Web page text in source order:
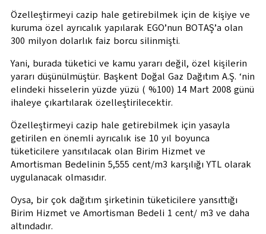
Özelleştirmeyi cazip hale getirebilmek için de kişiye ve
kuruma özel ayrıcalık yapılarak EGO’nun BOTAŞ’a olan
300 milyon dolarlık faiz borcu silinmişti.
Yani, burada tüketici ve kamu yararı değil, özel kişilerin
yararı düşünülmüştür. Başkent Doğal Gaz Dağıtım A.Ş. ‘nin
elindeki hisselerin yüzde yüzü ( %100) 14 Mart 2008 günü
ihaleye çıkartılarak özelleştirilecektir.
Özelleştirmeyi cazip hale getirebilmek için yasayla
getirilen en önemli ayrıcalık ise 10 yıl boyunca
tüketicilere yansıtılacak olan Birim Hizmet ve
Amortisman Bedelinin 5,555 cent/m3 karşılığı YTL olarak
uygulanacak olmasıdır.
Oysa, bir çok dağıtım şirketinin tüketicilere yansıttığı
Birim Hizmet ve Amortisman Bedeli 1 cent/ m3 ve daha
altındadır.